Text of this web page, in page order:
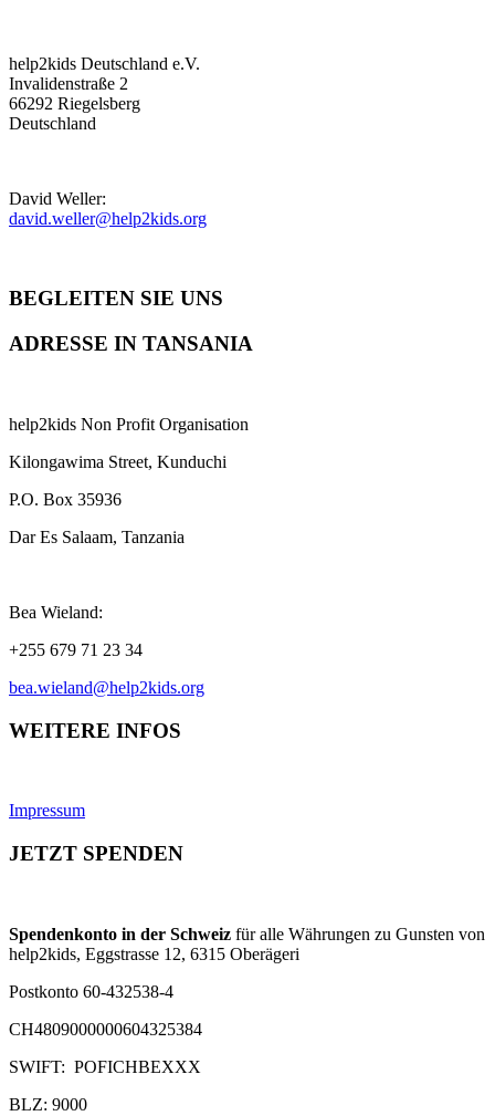
help2kids Deutschland e.V.
Invalidenstraße 2
66292 Riegelsberg
Deutschland
David Weller:
david.weller@help2kids.org
BEGLEITEN SIE UNS
ADRESSE IN TANSANIA
help2kids Non Profit Organisation
Kilongawima Street, Kunduchi
P.O. Box 35936
Dar Es Salaam, Tanzania
Bea Wieland:
+255 679 71 23 34
bea.wieland@help2kids.org
WEITERE INFOS
Impressum
JETZT SPENDEN
Spendenkonto in der Schweiz für alle Währungen zu Gunsten von
help2kids, Eggstrasse 12, 6315 Oberägeri
Postkonto 60-432538-4
CH4809000000604325384
SWIFT: POFICHBEXXX
BLZ: 9000